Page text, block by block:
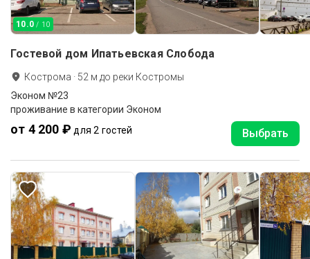
10.0 / 10
Гостевой дом Ипатьевская Слобода
Кострома · 52 м до реки Костромы
Эконом №23
проживание в категории Эконом
от 4 200 ₽ для 2 гостей Выбрать